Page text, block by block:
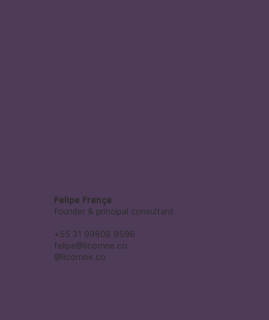
Felipe França
founder & principal consultant
+55 31 99808 9596
felipe@licornne.co
@licornne.co